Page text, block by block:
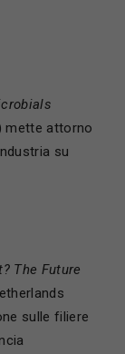
mette attorno
su
The Future
sulle filiere